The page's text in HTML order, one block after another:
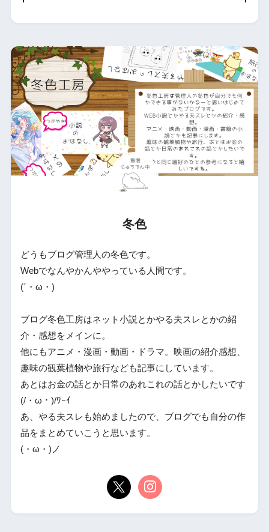
冬色
どうもブログ管理人の冬色です。
Webでなんやかんややっている人間です。
(´・ω・)
ブログ冬色工房はネット小説とかやる夫スレとかの紹
介・感想をメインに。
他にもアニメ・漫画・動画・ドラマ。映画の紹介感想、
趣味の観葉植物や旅行なども記事にしています。
あとはお金の話とか日常のあれこれの話とかしたいです
(/・ω・)/ﾜｰｲ
あ、やる夫スレも始めましたので、ブログでも自分の作
品をまとめていこうと思います。
(・ω・)ノ